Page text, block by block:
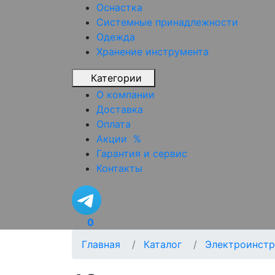
Оснастка
Системные принадлежности
Одежда
Хранение инструмента
Категории
О компании
Доставка
Оплата
Акции %
Гарантия и сервис
Контакты
0
Главная
Каталог